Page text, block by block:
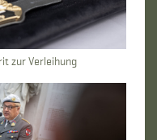
zur Verleihung